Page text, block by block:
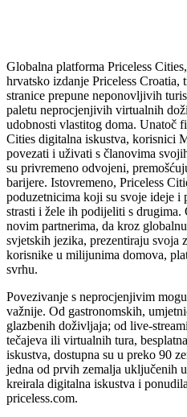
Globalna platforma Priceless
hrvatsko izdanje Priceless Croatia,
stranice prepune neponovljivih
paletu neprocjenjivih virtualnih
udobnosti vlastitog doma. Unatoč
Cities digitalna iskustva, korisnici
povezati i uživati s članovima
su privremeno odvojeni,
barijere. Istovremeno, Priceless
poduzetnicima koji su svoje ideje i
strasti i žele ih podijeliti s
novim partnerima, da kroz
svjetskih jezika, prezentiraju svoja
korisnike u milijunima domova,
svrhu.
Povezivanje s neprocjenjivim
važnije. Od gastronomskih,
glazbenih doživljaja; od live-
tečajeva ili virtualnih tura,
iskustva, dostupna su u preko 90
jedna od prvih zemalja uključenih
kreirala digitalna iskustva i
priceless.com.